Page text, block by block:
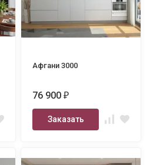
Афгани 3000
76 900₽
Заказать